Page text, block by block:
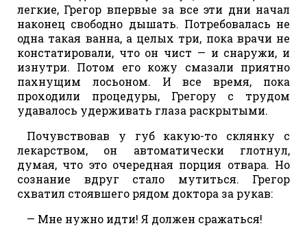
легкие, Грегор впервые за все эти дни начал
наконец свободно дышать. Потребовалась не
одна такая ванна, а целых три, пока врачи не
констатировали, что он чист — и снаружи, и
изнутри. Потом его кожу смазали приятно
пахнущим лосьоном. И все время, пока
проходили процедуры, Грегору с трудом
удавалось удерживать глаза раскрытыми.
Почувствовав у губ какую-то склянку с
лекарством, он автоматически глотнул,
думая, что это очередная порция отвара. Но
сознание вдруг стало мутиться. Грегор
схватил стоявшего рядом доктора за рукав:
— Мне нужно идти! Я должен сражаться!